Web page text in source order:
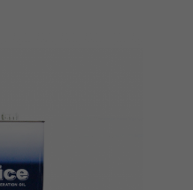
Liên hệ: 0939 896